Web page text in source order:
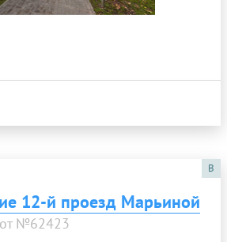
B
12-й проезд Марьиной
№62423